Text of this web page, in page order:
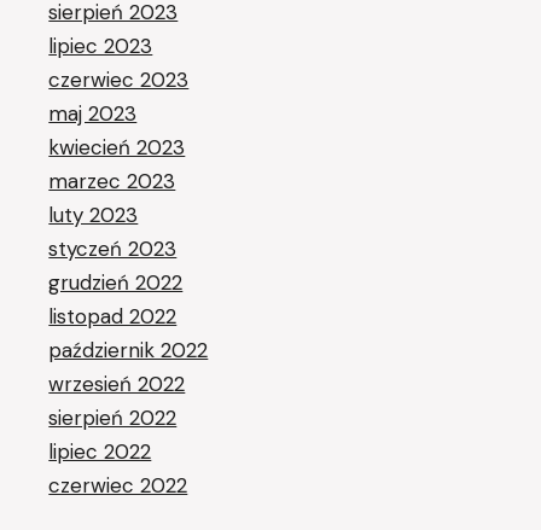
sierpień 2023
lipiec 2023
czerwiec 2023
maj 2023
kwiecień 2023
marzec 2023
luty 2023
styczeń 2023
grudzień 2022
listopad 2022
październik 2022
wrzesień 2022
sierpień 2022
lipiec 2022
czerwiec 2022